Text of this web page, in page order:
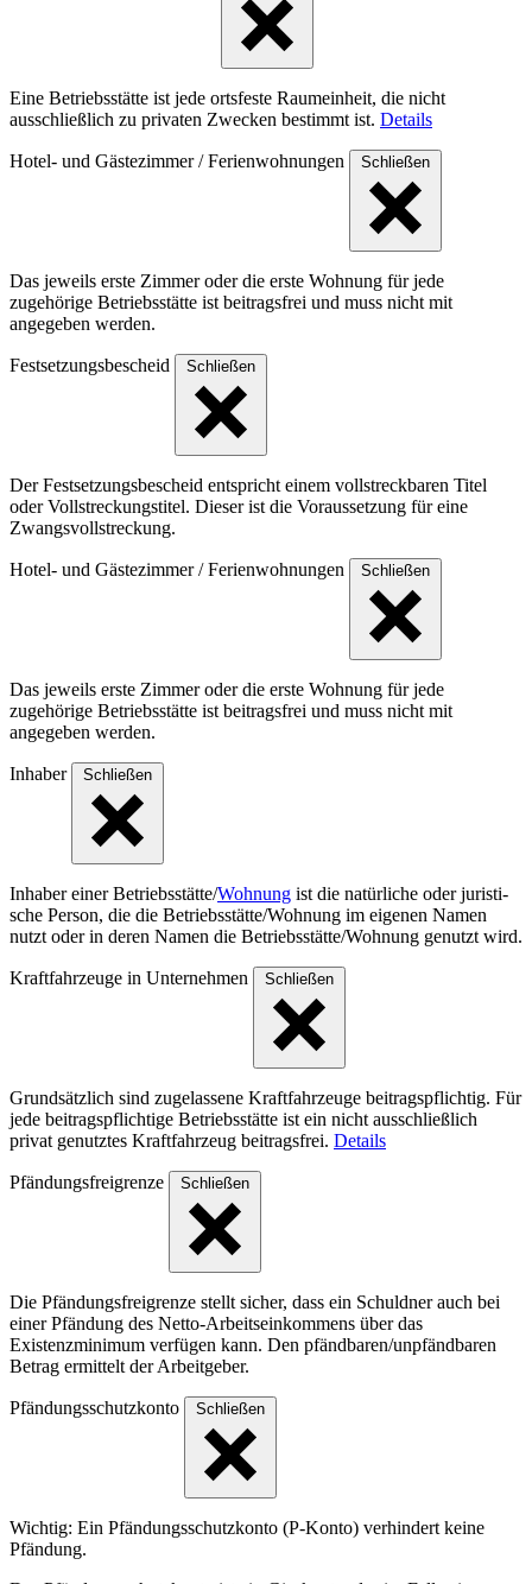
Eine Betriebsstätte ist jede ortsfeste Raumeinheit, die nicht
ausschließlich zu privaten Zwecken bestimmt ist. Details
Hotel- und Gästezimmer / Ferienwohnungen Schließen
Das jeweils erste Zimmer oder die erste Wohnung für jede
zugehörige Betriebsstätte ist beitragsfrei und muss nicht mit
angegeben werden.
Festsetzungsbescheid Schließen
Der Festsetzungsbescheid entspricht einem vollstreckbaren Titel
oder Vollstreckungstitel. Dieser ist die Voraussetzung für eine
Zwangsvollstreckung.
Hotel- und Gästezimmer / Ferienwohnungen Schließen
Das jeweils erste Zimmer oder die erste Wohnung für jede
zugehörige Betriebsstätte ist beitragsfrei und muss nicht mit
angegeben werden.
Inhaber Schließen
Inhaber einer Betriebs­stät­te/Wohnung ist die natür­liche oder juris­ti­
sche Person, die die Betriebs­stät­te/Woh­nung im eigenen Namen
nutzt oder in deren Namen die Betriebs­stät­te/Woh­nung genutzt wird.
Kraftfahrzeuge in Unternehmen Schließen
Grundsätzlich sind zugelassene Kraftfahrzeuge beitragspflichtig. Für
jede beitragspflichtige Betriebsstätte ist ein nicht ausschließlich
privat genutztes Kraftfahrzeug beitragsfrei. Details
Pfändungsfreigrenze Schließen
Die Pfändungsfreigrenze stellt sicher, dass ein Schuldner auch bei
einer Pfändung des Netto-Arbeitseinkommens über das
Existenzminimum verfügen kann. Den pfändbaren/unpfändbaren
Betrag ermittelt der Arbeitgeber.
Pfändungsschutzkonto Schließen
Wichtig: Ein Pfändungsschutzkonto (P-Konto) verhindert keine
Pfändung.